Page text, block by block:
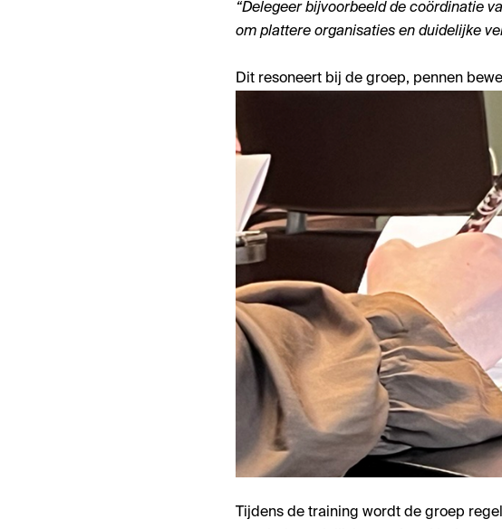
“Delegeer bijvoorbeeld de coördinatie
om plattere organisaties en duidelijke
Dit resoneert bij de groep, pennen
Tijdens de training wordt de groep